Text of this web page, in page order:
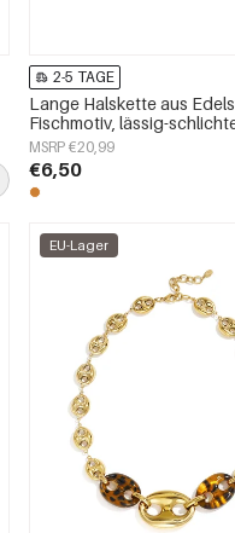
2-5 TAGE
Lange Halskette aus
Fischmotiv, lässig-
Damenschmuck
MSRP €20,99
€6,50
EU-Lager